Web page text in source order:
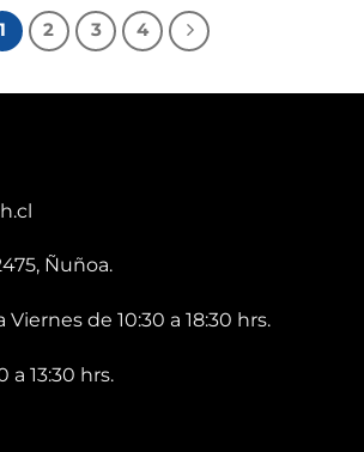
$1.039.000.
1 2 3 4
Ñuñoa.
Viernes de 10:30 a 18:30 hrs.
a 13:30 hrs.